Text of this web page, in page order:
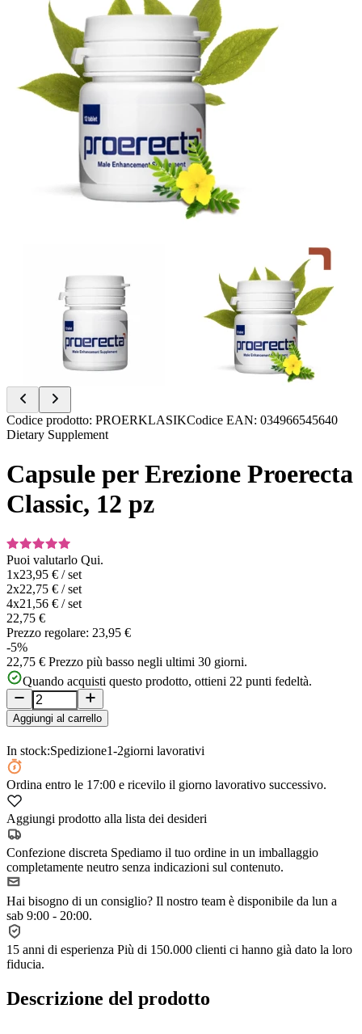
Item
1
Codice prodotto: PROERKLASIKCodice EAN: 034966545640
Dietary Supplement
Capsule per Erezione Proerecta
Classic, 12 pz
Puoi valutarlo Qui.
1x23,95 € /set
2x22,75 € /set
4x21,56 € /set
22,75 €
Prezzo regolare: 23,95 €
-5%
22,75 € Prezzo più basso negli ultimi 30 giorni.
Quando acquisti questo prodotto, ottieni 22 punti fedeltà.
Aggiungi al carrello
In stock:Spedizione1-2giorni lavorativi
Ordina entro le 17:00 e ricevilo il giorno lavorativo successivo.
Aggiungi prodotto alla lista dei desideri
Confezione discreta Spediamo il tuo ordine in un imballaggio
completamente neutro senza indicazioni sul contenuto.
Hai bisogno di un consiglio? Il nostro team è disponibile da lun a
sab 9:00 - 20:00.
15 anni di esperienza Più di 150.000 clienti ci hanno già dato la loro
fiducia.
Descrizione del prodotto